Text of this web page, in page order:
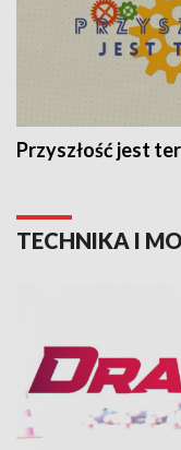
Przyszłość jest
TECHNIKA I